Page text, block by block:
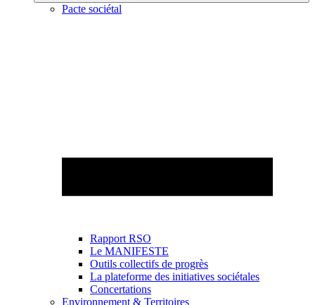
Pacte sociétal
Rapport RSO
Le MANIFESTE
Outils collectifs de progrès
La plateforme des initiatives sociétales
Concertations
Environnement & Territoires